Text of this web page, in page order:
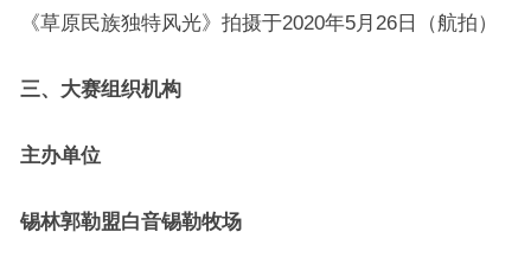
《草原民族独特风光》拍摄于2020年5月26日（航拍）
三、大赛组织机构
主办单位
锡林郭勒盟白音锡勒牧场